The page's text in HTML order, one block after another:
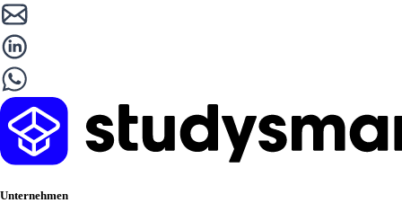
Unternehmen